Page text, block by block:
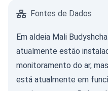
Fontes de Dados
Em aldeia Mali
atualmente estão
monitoramento do ar,
está atualmente em